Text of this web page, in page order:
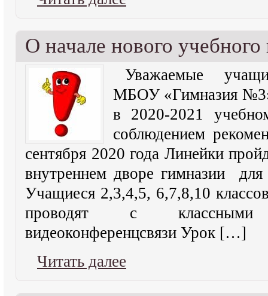
О начале нового учебного
Уважаемые
МБОУ «Гимназия №3»
в 2020-2021
соблюдением
сентября 2020 года Линейки
внутреннем дворе гимназии
Учащиеся 2,3,4,5, 6,7,8,10
проводят с классными
видеоконференцсвязи Урок […]
Читать далее